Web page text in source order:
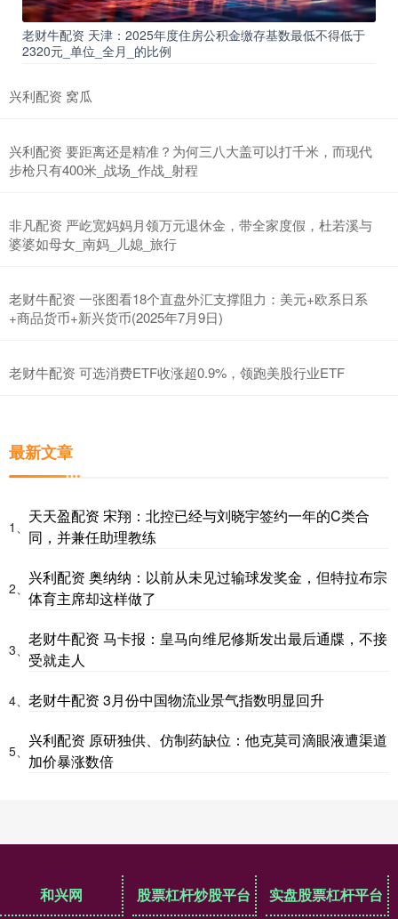
老财牛配资 天津：2025年度住房公积金缴存基数最低不得低于
2320元_单位_全月_的比例
兴利配资 窝瓜
兴利配资 要距离还是精准？为何三八大盖可以打千米，而现代
步枪只有400米_战场_作战_射程
非凡配资 严屹宽妈妈月领万元退休金，带全家度假，杜若溪与
婆婆如母女_南妈_儿媳_旅行
老财牛配资 一张图看18个直盘外汇支撑阻力：美元+欧系日系
+商品货币+新兴货币(2025年7月9日)
老财牛配资 可选消费ETF收涨超0.9%，领跑美股行业ETF
最新文章
1、
天天盈配资 宋翔：北控已经与刘晓宇签约一年的C类合
同，并兼任助理教练
2、
兴利配资 奥纳纳：以前从未见过输球发奖金，但特拉布宗
体育主席却这样做了
3、
老财牛配资 马卡报：皇马向维尼修斯发出最后通牒，不接
受就走人
4、 老财牛配资 3月份中国物流业景气指数明显回升
5、
兴利配资 原研独供、仿制药缺位：他克莫司滴眼液遭渠道
加价暴涨数倍
和兴网 股票杠杆炒股平台 实盘股票杠杆平台